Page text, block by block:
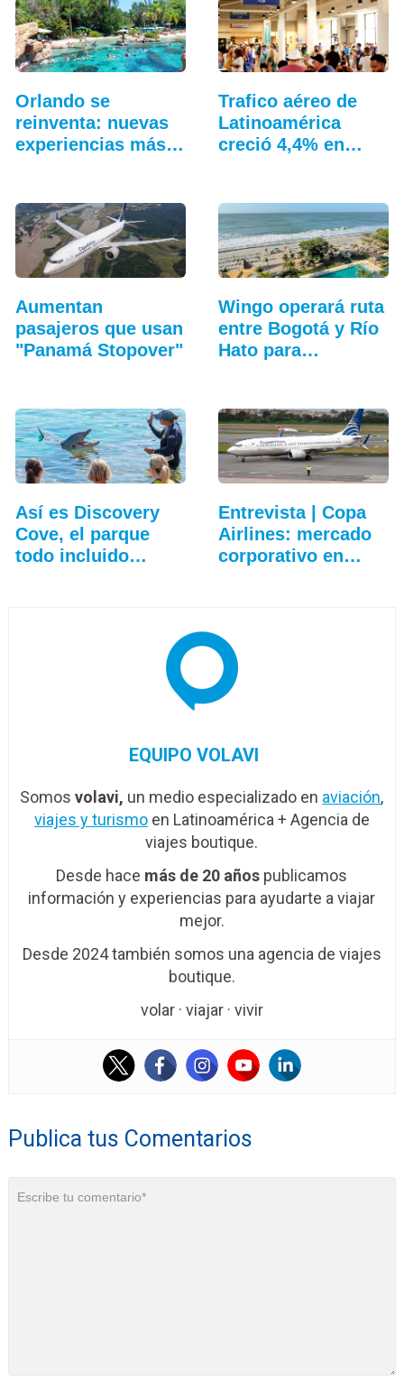
Orlando se
reinventa: nuevas
experiencias más
Trafico aéreo de
Latinoamérica
creció 4,4% en
Aumentan
pasajeros que usan
"Panamá Stopover"
Wingo operará ruta
entre Bogotá y Río
Hato para…
Así es Discovery
Cove, el parque
todo incluido
Entrevista | Copa
Airlines: mercado
corporativo en…
EQUIPO VOLAVI
Somosvolavi, un medio especializado en aviación,
viajes y turismoen Latinoamérica + Agencia de
viajes boutique.
Desde hace más de 20 años publicamos
información y experiencias para ayudarte a viajar
mejor.
Desde 2024 también somos una agencia de viajes
boutique.
volar · viajar · vivir
Publica tus Comentarios